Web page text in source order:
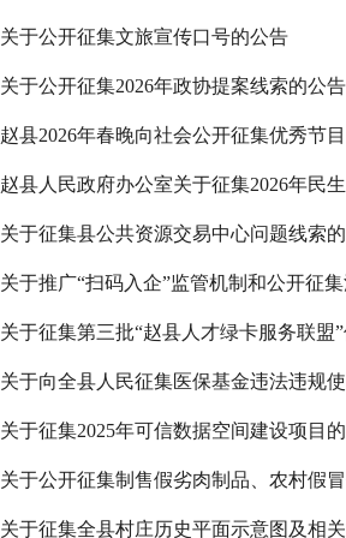
关于公开征集文旅宣传口号的公告
关于公开征集2026年政协提案线索的公告
赵县2026年春晚向社会公开征集优秀节目
赵县人民政府办公室关于征集2026年民
关于征集县公共资源交易中心问题线索
关于推广“扫码入企”监管机制和公开征
关于征集第三批“赵县人才绿卡服务联盟
关于向全县人民征集医保基金违法违规
关于征集2025年可信数据空间建设项目
关于公开征集制售假劣肉制品、农村假
关于征集全县村庄历史平面示意图及相